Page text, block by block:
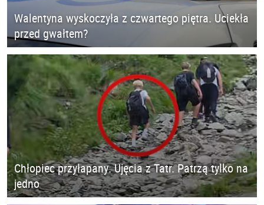
Walentyna wyskoczyła z czwartego piętra. Uciekła
przed gwałtem?
Chłopiec przyłapany. Ujęcia z Tatr. Patrzą tylko na
jedno